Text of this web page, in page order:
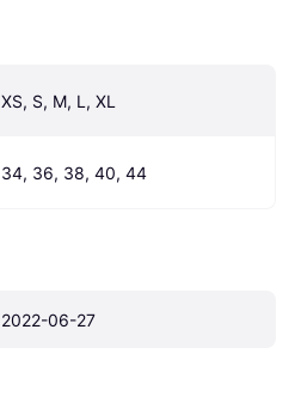
XS, S, M, L, XL
34, 36, 38, 40, 44
2022-06-27